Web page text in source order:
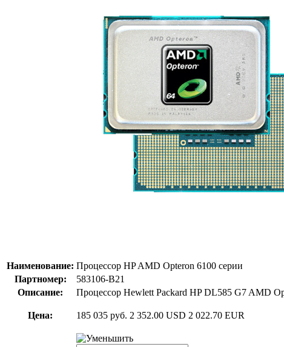
Наименование: Процессор HP AMD Opteron 6100 серии
Партномер:
583106-B21
Описание:
Процессор Hewlett Packard HP DL585 G7 AMD
Цена: 185 035 руб. 2 352.00 USD 2 022.70 EUR